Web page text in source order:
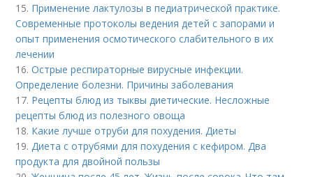
15. Применение лактулозы в педиатрической практике.
Современные протоколы ведения детей с запорами и
опыт применения осмотического слабительного в их
лечении
16.Острые респираторные вирусные инфекции.
Определение болезни. Причины заболевания
17. Рецепты блюд из тыквы диетические. Несложные
рецепты блюд из полезного овоща
18. Какие лучше отруби для похудения. Диеты
19. Диета с отрубями для похудения с кефиром. Два
продукта для двойной пользы